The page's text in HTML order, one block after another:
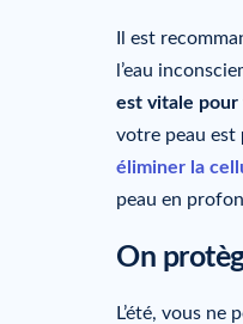
Il est
l’eau
est vitale
votre peau est
éliminer la
peau en
On
L’été, vous